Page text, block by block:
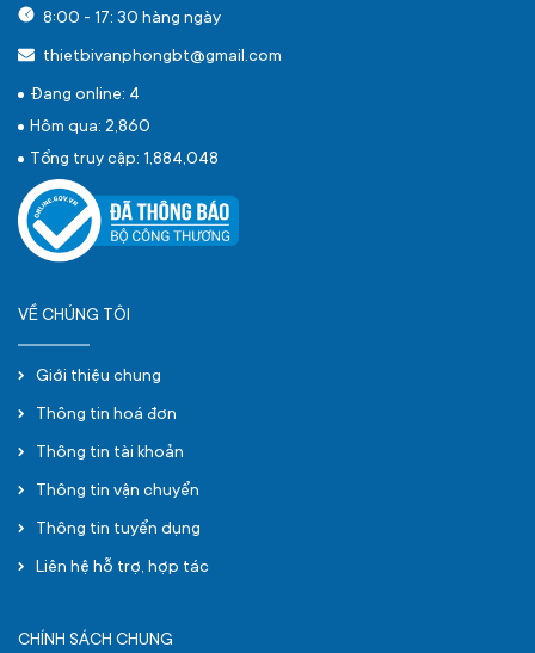
8:00 - 17: 30 hàng ngày
thietbivanphongbt@gmail.com
Đang online: 4
Hôm qua: 2,860
Tổng truy cập: 1,884,048
VỀ CHÚNG TÔI
Giới thiệu chung
Thông tin hoá đơn
Thông tin tài khoản
Thông tin vận chuyển
Thông tin tuyển dụng
Liên hệ hỗ trợ, hợp tác
CHÍNH SÁCH CHUNG